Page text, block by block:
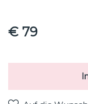
€ 79